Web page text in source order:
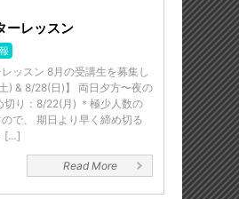
ーレッスン
ッスン 8月の受講生を募集し
) & 8/28(日)】 両日夕方〜夜の
切り：8/22(月) ＊極少人数の
で、 期日より早く締め切る
[…]
Read More